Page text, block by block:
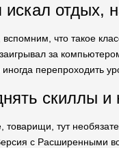
искал отдых,
вспомним, что такое
за
перепроходить
скиллы и
товарищи, тут
с Расширенными